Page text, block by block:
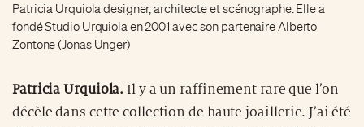
Patricia Urquiola designer, architecte et scénographe. Elle a
fondé Studio Urquiola en 2001 avec son partenaire Alberto
Zontone (Jonas Unger)
Patricia Urquiola. Il y a un raffinement rare que l’on
décèle dans cette collection de haute joaillerie. J’ai été